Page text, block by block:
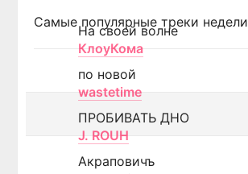
Самые популярные треки недели
На своей волне
КлоуКома
по новой
wastetime
ПРОБИВАТЬ ДНО
J. ROUH
Акраповичъ